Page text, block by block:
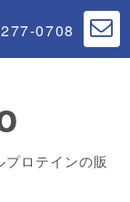
0708
ロテインの販